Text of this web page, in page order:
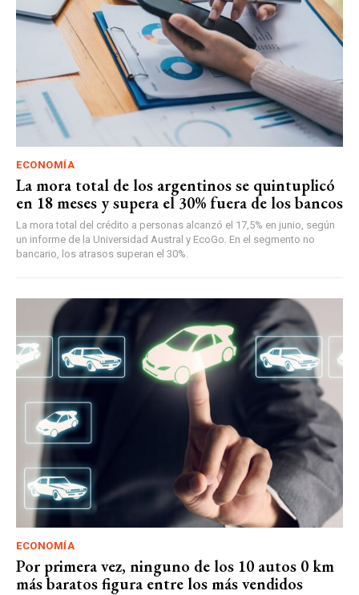
ECONOMÍA
La mora total de los argentinos se quintuplicó
en 18 meses y supera el 30% fuera de los bancos
La mora total del crédito a personas alcanzó el 17,5% en junio, según
un informe de la Universidad Austral y EcoGo. En el segmento no
bancario, los atrasos superan el 30%.
ECONOMÍA
Por primera vez, ninguno de los 10 autos 0 km
más baratos figura entre los más vendidos